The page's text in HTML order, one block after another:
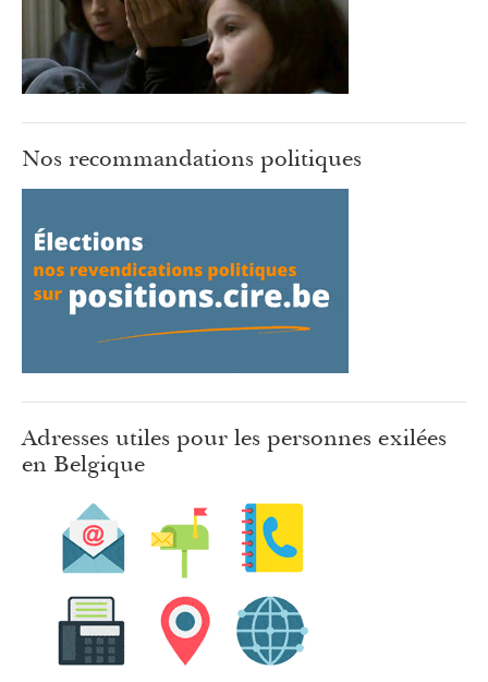
Nos recommandations politiques
Adresses utiles pour les personnes exilées
en Belgique